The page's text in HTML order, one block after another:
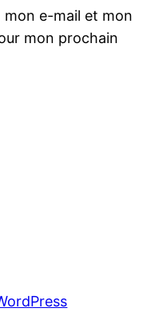
e-mail et mon
mon prochain